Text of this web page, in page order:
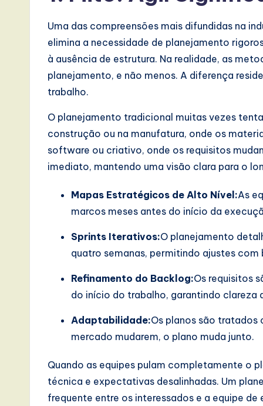
A
Uma das compreensões mais difundidas na
elimina a necessidade de planejamento
à ausência de estrutura. Na realidade, as
planejamento, e não menos. A diferença
trabalho.
O planejamento tradicional muitas vezes
construção ou na manufatura, onde os
software ou criativo, onde os requisitos
imediato, mantendo uma visão clara para o
Mapas Estratégicos de Alto Nível:As
marcos meses antes do início da
Sprints Iterativos:O planejamento
quatro semanas, permitindo ajustes com
Refinamento do Backlog:Os requisitos
do início do trabalho, garantindo clareza
Adaptabilidade:Os planos são tratados
mercado mudarem, o plano muda junto.
Quando as equipes pulam completamente o
técnica e expectativas desalinhadas. Um
frequente entre os interessados e a equipe